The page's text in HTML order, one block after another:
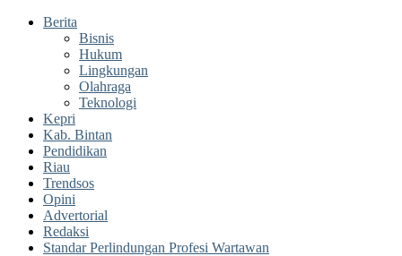
Berita
Bisnis
Hukum
Lingkungan
Olahraga
Teknologi
Kepri
Kab. Bintan
Pendidikan
Riau
Trendsos
Opini
Advertorial
Redaksi
Standar Perlindungan Profesi Wartawan